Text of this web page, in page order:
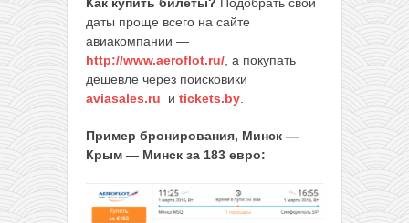
даты проще всего на сайте
авиакомпании —
http://www.aeroflot.ru/ , а покупать
дешевле через поисковики
aviasales.ru и tickets.by
Пример бронирования, Минск —
Крым — Минск за 183 евро: